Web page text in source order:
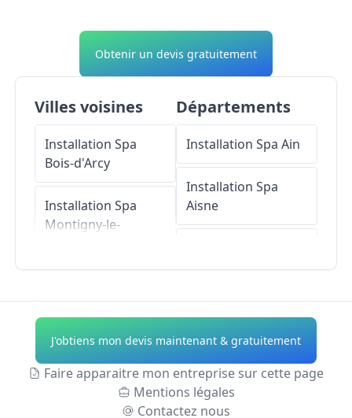
Obtenir un devis gratuitement
Villes voisines
Installation Spa
Bois-d'Arcy
Installation Spa
Montigny-le-
Élancourt
Installation Spa
Clayes-sous-Bois
Installation Spa
Départements
Installation Spa Ain
Installation Spa
Aisne
Allier
Provence
Installation Spa
Hautes-Alpes
J'obtiens mon devis maintenant & gratuitement
Faire apparaitre mon entreprise sur cette page
Mentions légales
Contactez nous